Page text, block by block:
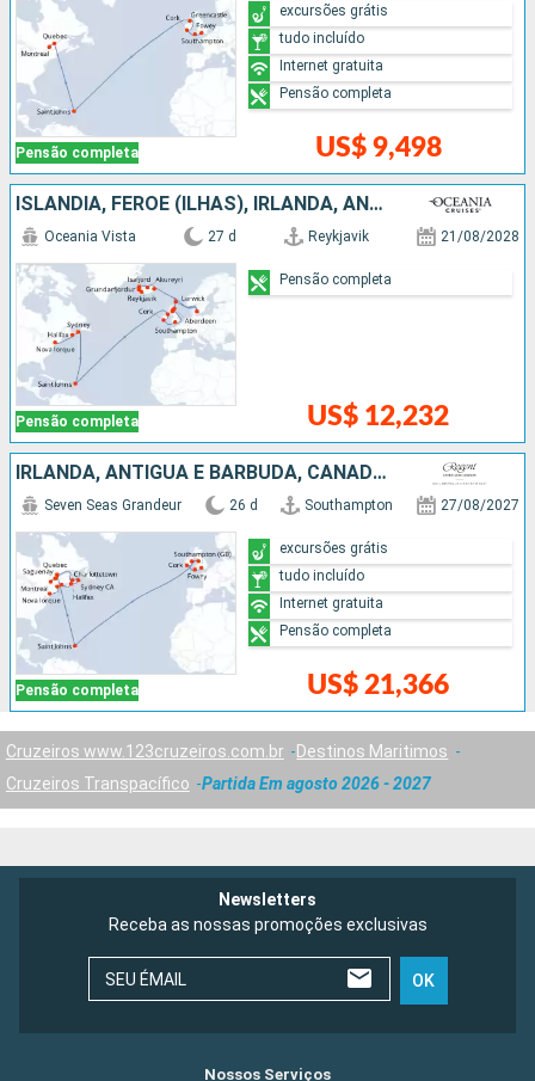
Pensão completa US$ 9,498
excursões grátis
tudo incluído
Internet gratuita
Pensão completa
ISLÂNDIA, FEROE (ILHAS), IRLANDA, ANTIGUA E BARBUDA, CANADÁ, ESTADOS UNIDOS
Pensão completa
Oceania Vista 27 d Reykjavik 21/08/2028
US$ 12,232
Pensão completa
IRLANDA, ANTIGUA E BARBUDA, CANADÁ, ESTADOS UNIDOS
Pensão completa
Seven Seas Grandeur 26 d Southampton 27/08/2027
US$ 21,366
excursões grátis
tudo incluído
Internet gratuita
Pensão completa
Cruzeiros www.123cruzeiros.com.br
Destinos Maritimos
Cruzeiros Transpacífico
Partida Em agosto 2026 - 2027
Newsletters
Receba as nossas promoções exclusivas
SEU ÉMAIL OK
Nossos Serviços